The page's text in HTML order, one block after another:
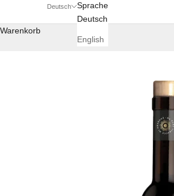
Deutsch
Sprache
Deutsch
English
Warenkorb